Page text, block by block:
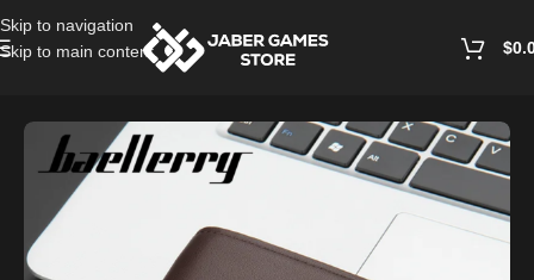
Skip to navigation
Skip to main content
$